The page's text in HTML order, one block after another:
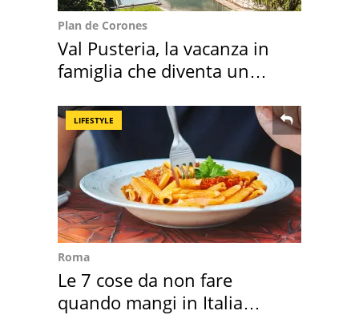
Plan de Corones
Val Pusteria, la vacanza in
famiglia che diventa un
LIFESTYLE
Roma
Le 7 cose da non fare
quando mangi in Italia